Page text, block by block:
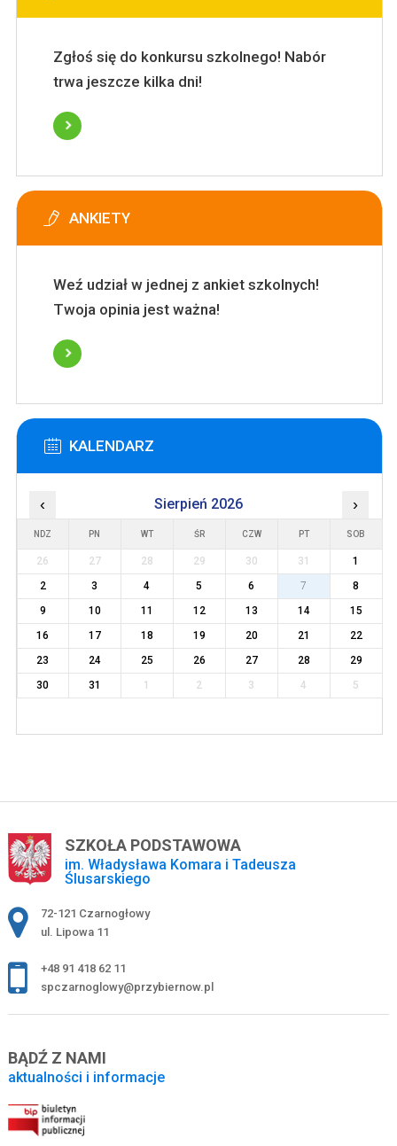
Zgłoś się do konkursu szkolnego! Nabór
trwa jeszcze kilka dni!
ANKIETY
Weź udział w jednej z ankiet szkolnych!
Twoja opinia jest ważna!
KALENDARZ
‹ Sierpień 2026 ›
NDZ PN WT ŚR CZW PT SOB
26 27 28 29 30 31
1
2
3 4 5 6 7
8
9
10 11 12 13 14
15
16
17 18 19 20 21
22
23
24 25 26 27 28
29
30
31 1 2 3 4 5
SZKOŁA PODSTAWOWA
im. Władysława Komara i Tadeusza
Ślusarskiego
Adres pocztowy:
72-121 Czarnogłowy
ul. Lipowa 11
+48 91 418 62 11
spczarnoglowy@przybiernow.pl
BĄDŹ Z NAMI
aktualności i informacje